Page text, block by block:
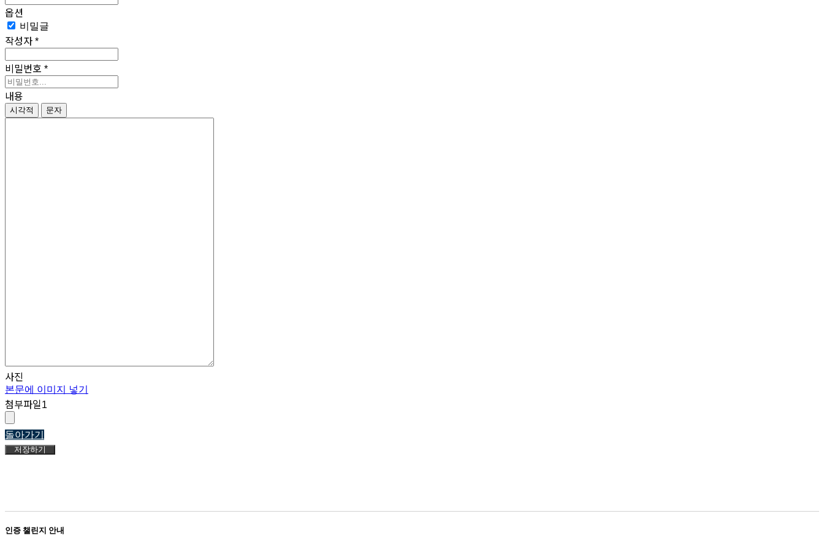
옵션
비밀글
작성자 *
비밀번호 *
내용
시각적 문자
사진
본문에 이미지 넣기
첨부파일1
돌아가기
저장하기
인증 챌린지 안내